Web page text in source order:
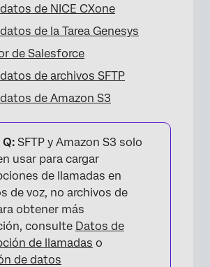
de NICE CXone
de la Tarea Genesys
de Salesforce
de archivos SFTP
de Amazon S3
SFTP y Amazon S3 solo
usar para cargar
de llamadas en
de voz, no archivos de
obtener más
consulte Datos de
de llamadas o
de datos